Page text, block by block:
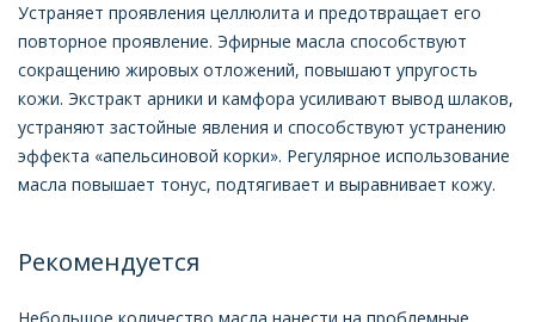
Устраняет проявления целлюлита и предотвращает его
повторное проявление. Эфирные масла способствуют
сокращению жировых отложений, повышают упругость
кожи. Экстракт арники и камфора усиливают вывод шлаков,
устраняют застойные явления и способствуют устранению
эффекта «апельсиновой корки». Регулярное использование
масла повышает тонус, подтягивает и выравнивает кожу.
Рекомендуется